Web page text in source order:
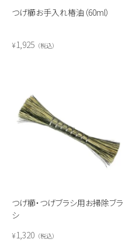
つげ櫛お手入れ椿油（60ml）
¥1,925 税込
つげ櫛・つげブラシ用お掃除ブラ
シ
¥1,320 税込